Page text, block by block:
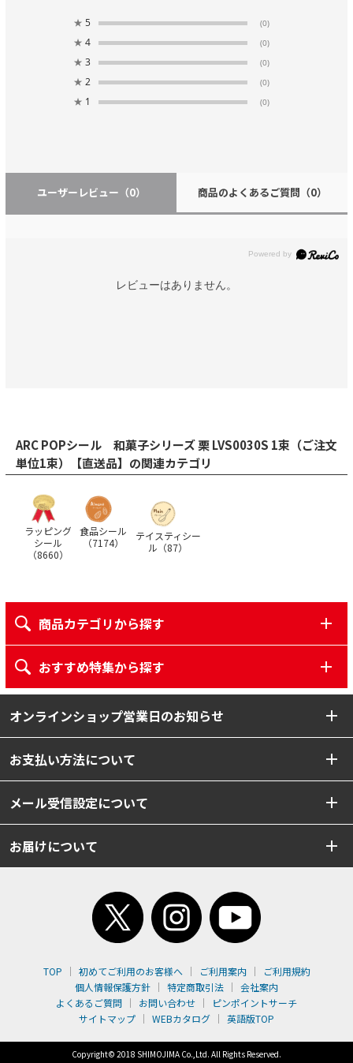
★ 5 (0)
★ 4 (0)
★ 3 (0)
★ 2 (0)
★ 1 (0)
ユーザーレビュー （0） 商品のよくあるご質問 （0）
レビューはありません。
ARC POPシール 和菓子シリーズ 栗 LVS0030S 1束（ご注文
単位1束）【直送品】の関連カテゴリ
ラッピング
シール
（8660）
食品シール
（7174）
テイスティシー
ル（87）
商品カテゴリから探す
おすすめ特集から探す
オンラインショップ営業日のお知らせ
お支払い方法について
メール受信設定について
お届けについて
TOP 初めてご利用のお客様へ ご利用案内
ご利用規約
個人情報保護方針
特定商取引法
会社案内
よくあるご質問
お問い合わせ
ピンポイントサーチ
サイトマップ
WEBカタログ 英語版TOP
Copyright© 2018 SHIMOJIMA Co.,Ltd. All Rights Reserved.